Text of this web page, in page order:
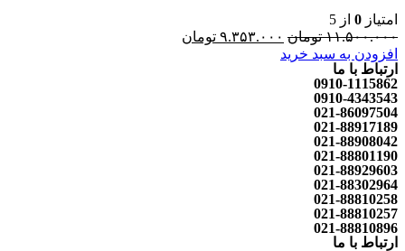
امتیاز 0 از 5
۱۱.۵۰۰.۰۰۰ تومان ۹.۳۵۳.۰۰۰ تومان
افزودن به سبد خرید
ارتباط با ما
0910-1115862
0910-4343543
021-86097504
021-88917189
021-88908042
021-88801190
021-88929603
021-88302964
021-88810258
021-88810257
021-88810896
ارتباط با ما